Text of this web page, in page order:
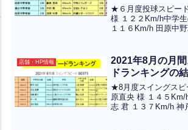
speed ranking
are as follows.”
KOR JPN】
★６月度投球スピー
様 １２２Km/h中学
１１６Km/h 田原中
嶋宥人 君 ８７Kｍ/
ック
店舗・HP情報
2021年8月の月
ドランキングの
★8月度スイングスピ
原直央 様 １４５
志 君 １３７Km/h 神